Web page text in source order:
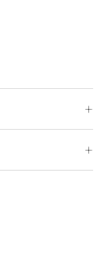
o povestească,
situații,